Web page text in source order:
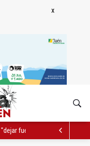
"dejar fuera" a la Junta en el